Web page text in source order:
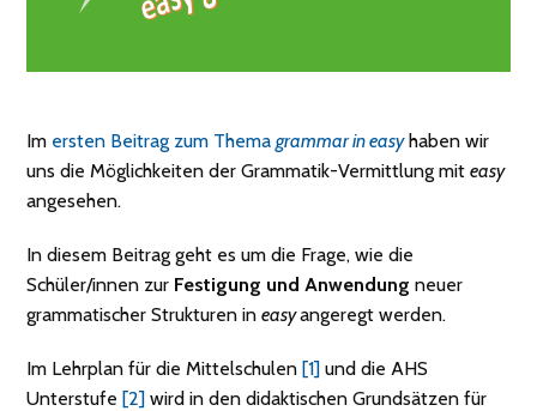
Im ersten Beitrag zum Themagrammar in easyhaben wir
uns die Möglichkeiten der Grammatik-Vermittlung miteasy
angesehen.
In diesem Beitrag geht es um die Frage, wie die
Schüler/innen zur Festigung und Anwendung neuer
grammatischer Strukturen ineasyangeregt werden.
Im Lehrplan für die Mittelschulen[1] und die AHS
Unterstufe[2] wird in den didaktischen Grundsätzen für